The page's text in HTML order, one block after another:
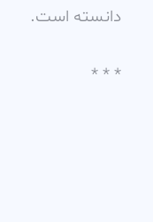
دانسته است.
* * *